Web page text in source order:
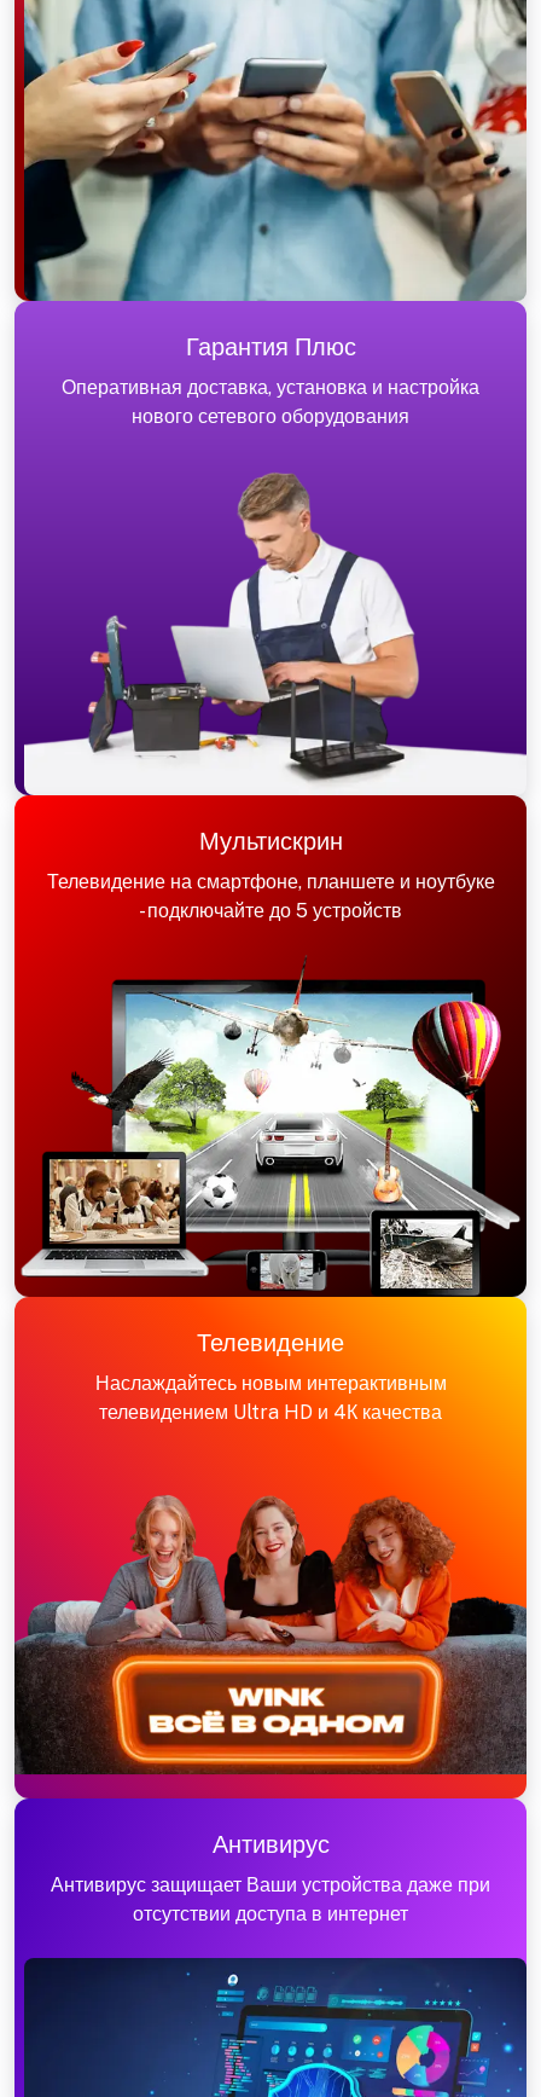
Гарантия Плюс
Оперативная доставка, установка и настройка
нового сетевого оборудования
Мультискрин
Телевидение на смартфоне, планшете и ноутбуке
- подключайте до 5 устройств
Телевидение
Наслаждайтесь новым интерактивным
телевидением Ultra HD и 4К качества
Антивирус
Антивирус защищает Ваши устройства даже при
отсутствии доступа в интернет